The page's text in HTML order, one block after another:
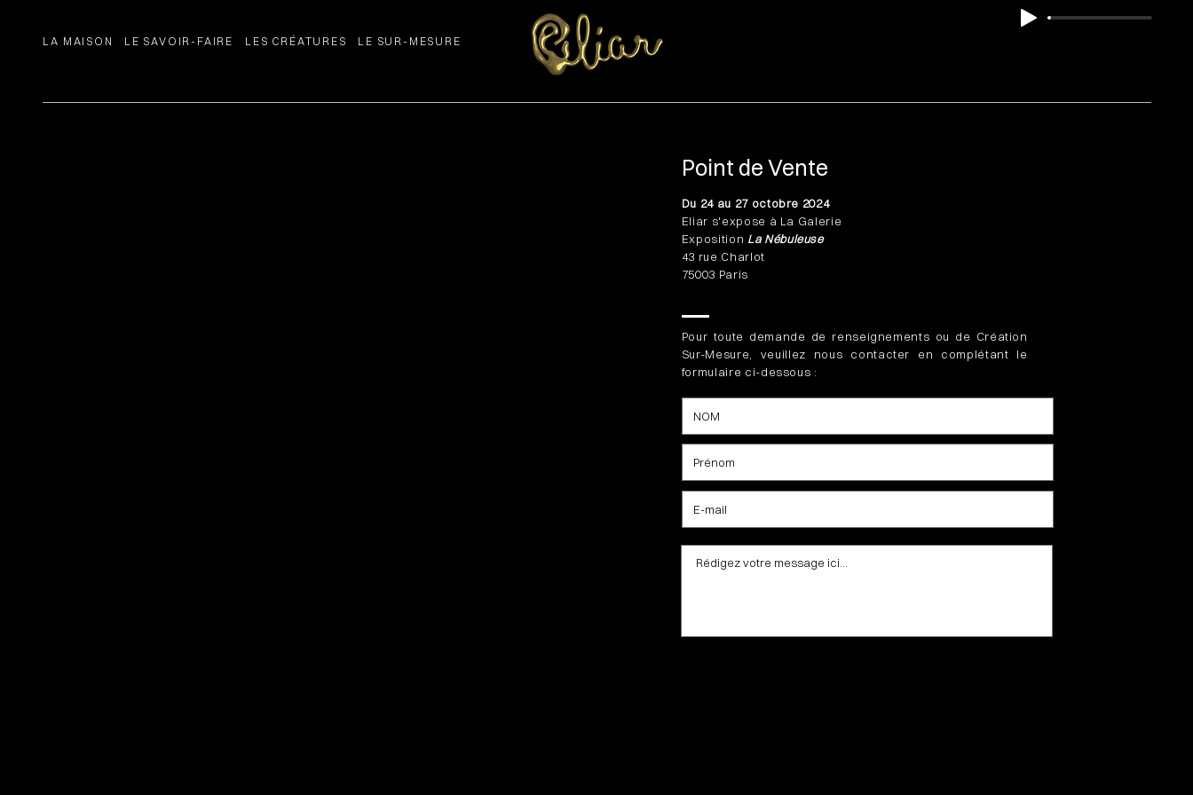
LA MAISON LE SAVOIR-FAIRE LES CRÉATURES LE SUR-MESURE
Point de Vente
Du 24 au 27 octobre 2024
Eliar s'expose à La Galerie
Exposition La Nébuleuse
43 rue Charlot
75003 Paris
Pour toute demande de renseignements ou de Création
Sur-Mesure, veuillez nous contacter en complétant le
formulaire ci-dessous :